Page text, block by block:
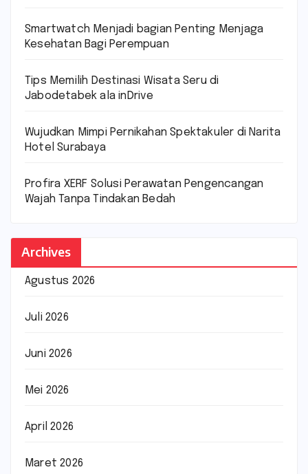
Smartwatch Menjadi bagian Penting Menjaga
Kesehatan Bagi Perempuan
Tips Memilih Destinasi Wisata Seru di
Jabodetabek ala inDrive
Wujudkan Mimpi Pernikahan Spektakuler di Narita
Hotel Surabaya
Profira XERF Solusi Perawatan Pengencangan
Wajah Tanpa Tindakan Bedah
Archives
Agustus 2026
Juli 2026
Juni 2026
Mei 2026
April 2026
Maret 2026